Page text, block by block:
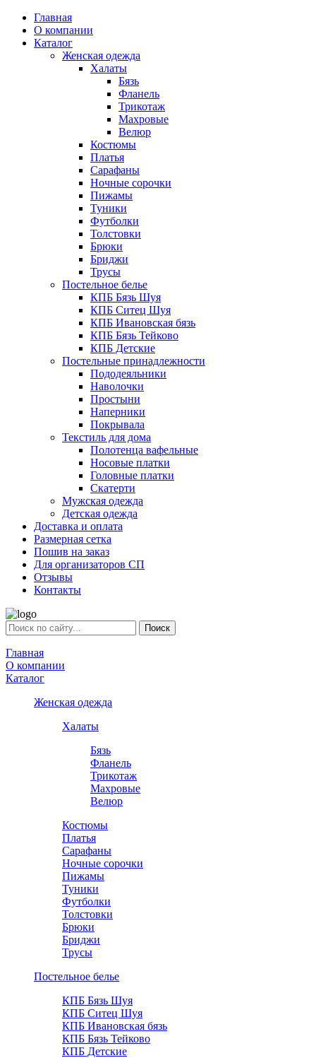
Главная
О компании
Каталог
Женская одежда
Халаты
Бязь
Фланель
Трикотаж
Махровые
Велюр
Костюмы
Платья
Сарафаны
Ночные сорочки
Пижамы
Туники
Футболки
Толстовки
Брюки
Бриджи
Трусы
Постельное белье
КПБ Бязь Шуя
КПБ Ситец Шуя
КПБ Ивановская бязь
КПБ Бязь Тейково
КПБ Детские
Постельные принадлежности
Пододеяльники
Наволочки
Простыни
Наперники
Покрывала
Текстиль для дома
Полотенца вафельные
Носовые платки
Головные платки
Скатерти
Мужская одежда
Детская одежда
Доставка и оплата
Размерная сетка
Пошив на заказ
Для организаторов СП
Отзывы
Контакты
Главная
О компании
Каталог
Женская одежда
Халаты
Бязь
Фланель
Трикотаж
Махровые
Велюр
Костюмы
Платья
Сарафаны
Ночные сорочки
Пижамы
Туники
Футболки
Толстовки
Брюки
Бриджи
Трусы
Постельное белье
КПБ Бязь Шуя
КПБ Ситец Шуя
КПБ Ивановская бязь
КПБ Бязь Тейково
КПБ Детские